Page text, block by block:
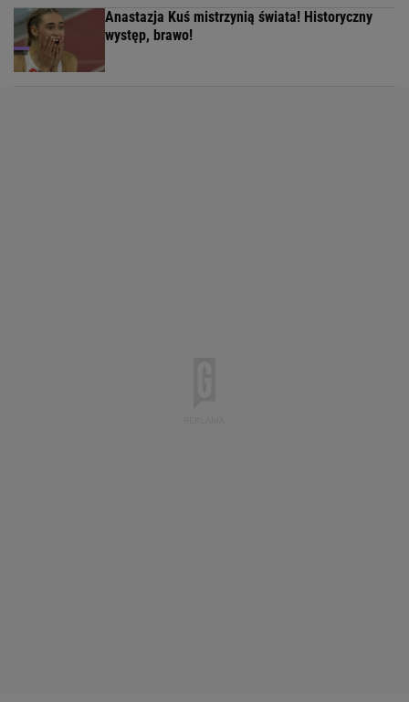
Anastazja Kuś mistrzynią świata! Historyczny
występ, brawo!